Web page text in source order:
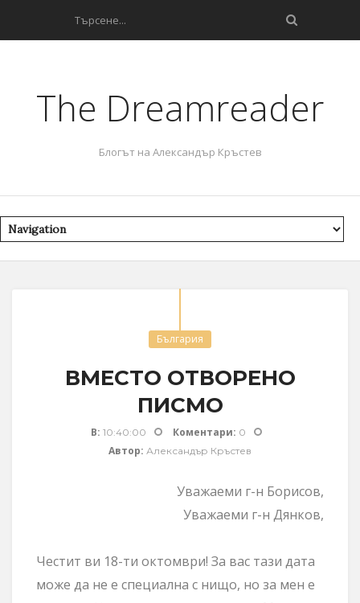
The Dreamreader
Блогът на Александър Кръстев
България
ВМЕСТО ОТВОРЕНО
ПИСМО
В: 10:40:00 Коментари: 0
Автор: Александър Кръстев
Уважаеми г-н Борисов,
Уважаеми г-н Дянков,
Честит ви 18-ти октомври! За вас тази дата
може да не е специална с нищо, но за мен е